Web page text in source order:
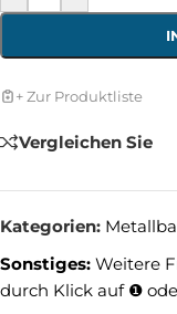
+ Zur Produktliste
Vergleichen Sie
Kategorien:
Sonstiges: Weitere
durch Klick auf ❶